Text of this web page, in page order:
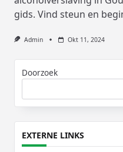
gids. Vind steun en
Admin Okt 11, 2024
Doorzoek
EXTERNE LINKS